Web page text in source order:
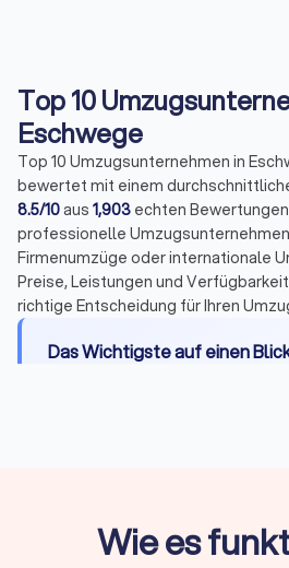
Top 10
Eschwege
Top 10 Umzugsunternehmen in
bewertet mit einem
8.5/10aus 1,903 echten
professionelle
Firmenumzüge oder internationale
Preise, Leistungen und
richtige Entscheidung für Ihren
Das Wichtigste auf einen
50-100 €/Stunde
Wie es